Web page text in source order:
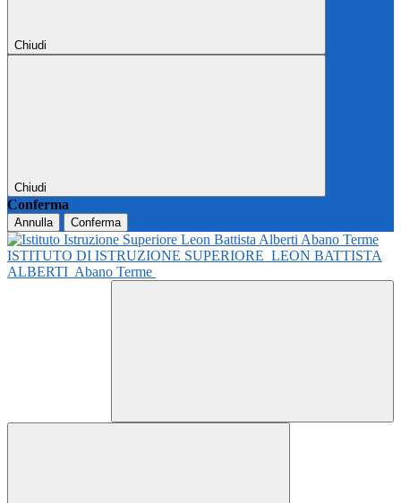
Chiudi
Chiudi
Conferma
Annulla Conferma
ISTITUTO DI ISTRUZIONE SUPERIORE LEON BATTISTA
ALBERTI Abano Terme